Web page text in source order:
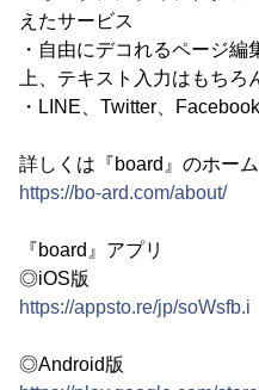
えたサービス
・自由にデコれるページ
上、テキスト入力はもち
・LINE、Twitter、
詳しくは『board』のホー
https://bo-ard.com/about/
『board』アプリ
◎iOS版
https://appsto.re/jp/soWsfb.i
◎Android版